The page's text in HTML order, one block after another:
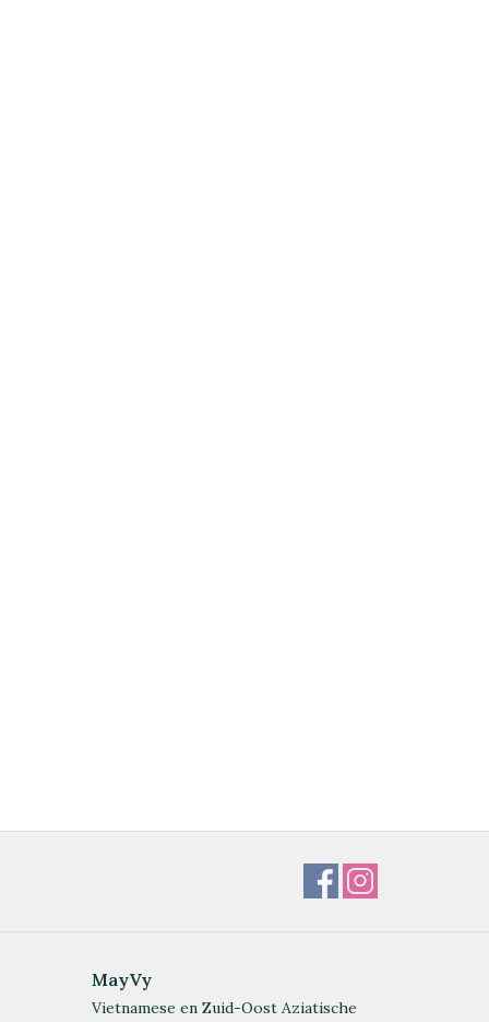
MayVy
Vietnamese en Zuid-Oost Aziatische